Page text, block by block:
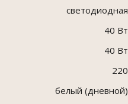
светодиодная
40 Вт
40 Вт
220
белый (дневной)